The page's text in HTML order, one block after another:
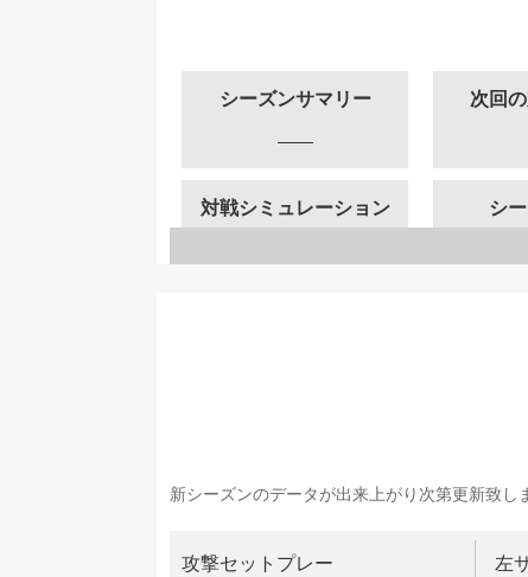
シーズンサマリー 次回
対戦シミュレーション シ
新シーズンのデータが出来上がり次第更新致し
攻撃セットプレー 左